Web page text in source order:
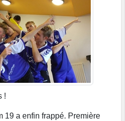
!
19 a enfin frappé. Première